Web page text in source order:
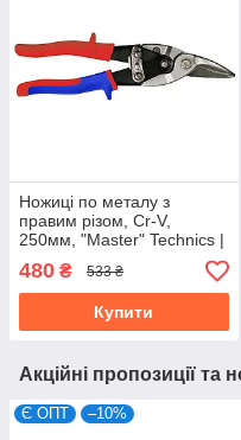
Ножиці по металу з
правим різом, Cr-V,
250мм, "Master" Technics |
45-021
480 ₴ 533 ₴
Купити
Акційні пропозиції та
Є ОПТ –10%